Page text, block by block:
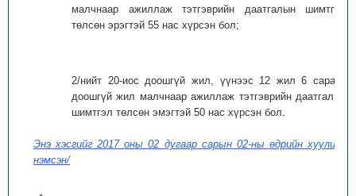
малчнаар ажиллаж тэтгэврийн даатгалын шимтгэл
төлсөн эрэгтэй 55 нас хүрсэн бол;
2/нийт 20-иос доошгүй жил, үүнээс 12 жил 6 сараас
доошгүй жил малчнаар ажиллаж тэтгэврийн даатгалын
шимтгэл төлсөн эмэгтэй 50 нас хүрсэн бол.
Энэ хэсгийг 2017 оны 02 дугаар сарын 02-ны өдрийн хуулиар
нэмсэн/